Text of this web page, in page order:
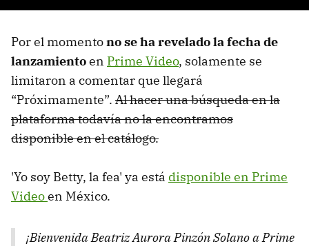
Por el momentono se ha revelado la fecha de
lanzamientoen Prime Video, solamente se
limitaron a comentar que llegará
“Próximamente”. Al hacer una búsqueda en la
plataforma todavía no la encontramos
disponible en el catálogo.
'Yo soy Betty, la fea' ya está disponible en Prime
Videoen México.
¡Bienvenida Beatriz Aurora Pinzón Solano a Prime